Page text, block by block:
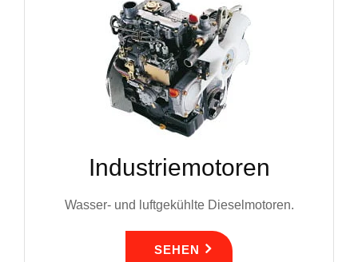
Industriemotoren
Wasser- und luftgekühlte Dieselmotoren.
SEHEN